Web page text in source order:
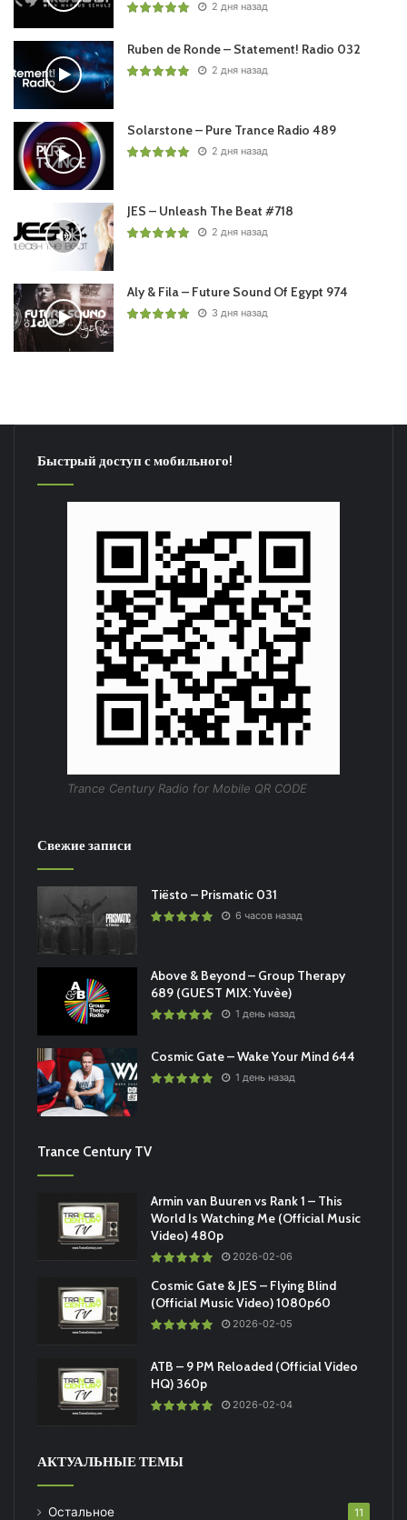
2 дня назад
Ruben de Ronde – Statement! Radio 032
2 дня назад
Solarstone – Pure Trance Radio 489
2 дня назад
JES – Unleash The Beat #718
2 дня назад
Aly & Fila – Future Sound Of Egypt 974
3 дня назад
Быстрый доступ с мобильного!
Trance Century Radio for Mobile QR CODE
Свежие записи
Tiësto – Prismatic 031
6 часов назад
Above & Beyond – Group Therapy
689 (GUEST MIX: Yuvèe)
1 день назад
Cosmic Gate – Wake Your Mind 644
1 день назад
Trance Century TV
Armin van Buuren vs Rank 1 – This
World Is Watching Me (Official Music
Video) 480p
2026-02-06
Cosmic Gate & JES – Flying Blind
(Official Music Video) 1080p60
2026-02-05
ATB – 9 PM Reloaded (Official Video
HQ) 360p
2026-02-04
АКТУАЛЬНЫЕ ТЕМЫ
Остальное 11